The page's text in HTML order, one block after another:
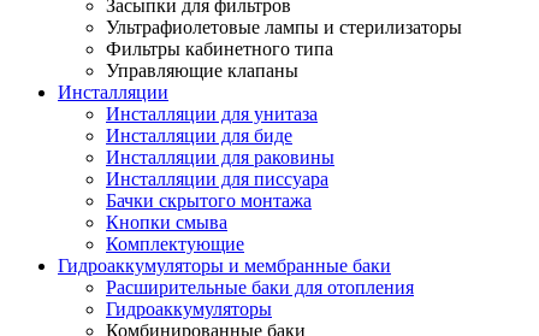
Засыпки для фильтров
Ультрафиолетовые лампы и стерилизаторы
Фильтры кабинетного типа
Управляющие клапаны
Инсталляции
Инсталляции для унитаза
Инсталляции для биде
Инсталляции для раковины
Инсталляции для писсуара
Бачки скрытого монтажа
Кнопки смыва
Комплектующие
Гидроаккумуляторы и мембранные баки
Расширительные баки для отопления
Гидроаккумуляторы
Комбинированные баки